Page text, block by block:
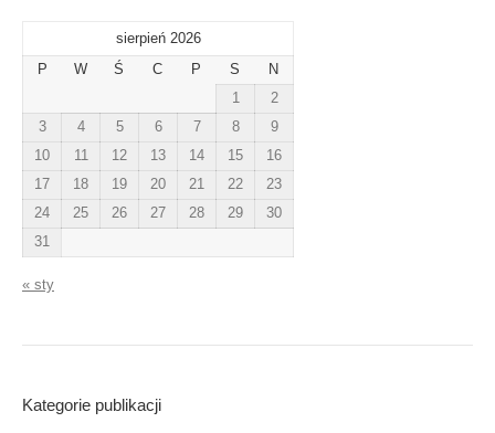
sierpień 2026
P
W Ś C P S
N
1
2
3
4 5 6 7 8
9
10
11 12 13 14 15
16
17
18 19 20 21 22
23
24
25 26 27 28 29
30
31
« sty
Kategorie publikacji